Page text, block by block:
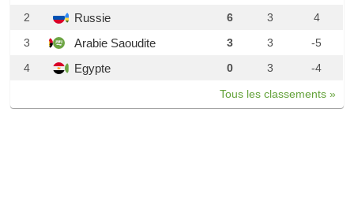
2
Russie 6 3
4
3
Arabie Saoudite 3 3
-5
4
Egypte 0 3 -4
Tous les classements »